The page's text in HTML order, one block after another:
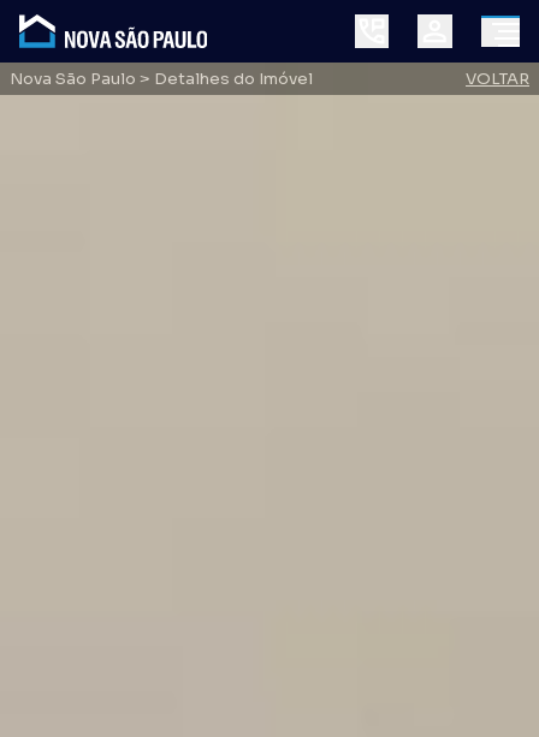
Nova São Paulo > Detalhes do Imóvel VOLTAR